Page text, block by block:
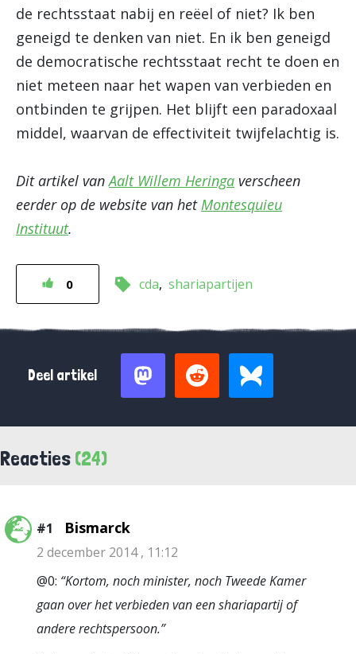
de rechtsstaat nabij en reëel of niet? Ik ben
geneigd te denken van niet. En ik ben geneigd
de democratische rechtsstaat recht te doen en
niet meteen naar het wapen van verbieden en
ontbinden te grijpen. Het blijft een paradoxaal
middel, waarvan de effectiviteit twijfelachtig is.
Dit artikel vanAalt Willem Heringa verscheen
eerder op de website van hetMontesquieu
Instituut.
0 cda shariapartijen
Deel artikel
Reacties (24)
#1 Bismarck
2 december 2014 , 11:12
@0: “Kortom, noch minister, noch Tweede Kamer
gaan over het verbieden van een shariapartij of
andere rechtspersoon.”